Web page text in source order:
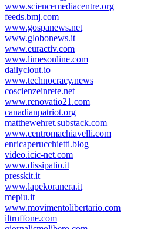
www.sciencemediacentre.org
feeds.bmj.com
www.gospanews.net
www.globonews.it
www.euractiv.com
www.limesonline.com
dailyclout.io
www.technocracy.news
coscienzeinrete.net
www.renovatio21.com
canadianpatriot.org
matthewehret.substack.com
www.centromachiavelli.com
enricaperucchietti.blog
video.icic-net.com
www.dissipatio.it
presskit.it
www.lapekoranera.it
mepiu.it
www.movimentolibertario.com
iltruffone.com